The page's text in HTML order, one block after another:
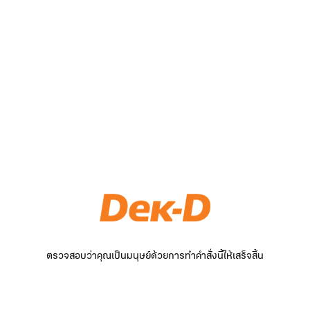
ตรวจสอบว่าคุณเป็นมนุษย์ด้วยการทำคำสั่งนี้ให้เสร็จสิ้น